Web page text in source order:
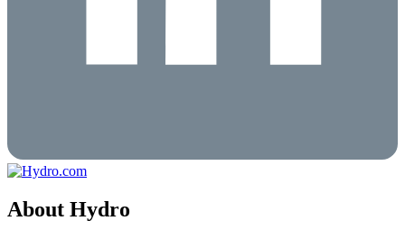
About Hydro